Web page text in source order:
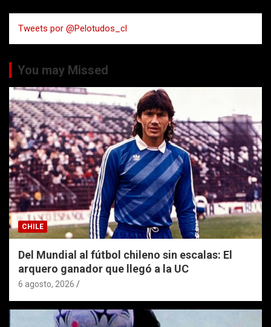
a
r
Tweets por @Pelotudos_cl
You may Missed
CHILE
Del Mundial al fútbol chileno sin escalas: El
arquero ganador que llegó a la UC
6 agosto, 2026